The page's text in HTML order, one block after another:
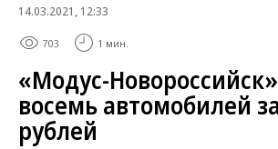
14.03.2021, 12:33
703 1 мин.
«Модус-
восемь автомобилей
рублей